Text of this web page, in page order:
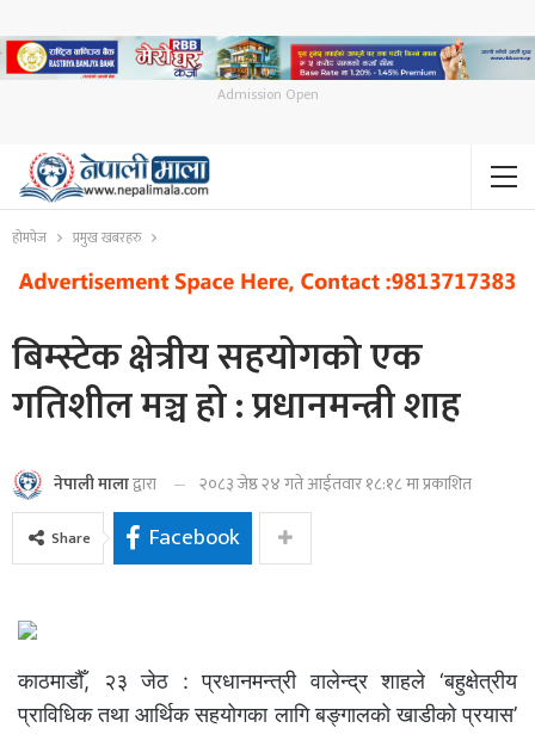
Admission Open
होमपेज प्रमुख खबरहरु
बिम्स्टेक क्षेत्रीय सहयोगको एक
गतिशील मञ्च हो : प्रधानमन्त्री शाह
नेपाली मालाद्वारा २०८३ जेष्ठ २४ गते आईतवार १८:१८ मा प्रकाशित
Share Facebook
काठमाडौँ, २३ जेठ : प्रधानमन्त्री वालेन्द्र शाहले ‘बहुक्षेत्रीय
प्राविधिक तथा आर्थिक सहयोगका लागि बङ्गालको खाडीको प्रयास’